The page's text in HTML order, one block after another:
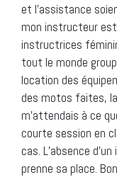
et l’assistance
mon instructeur est
instructrices
tout le monde
location des
des motos faites,
m’attendais à ce
courte session en
cas. L’absence
prenne sa place.